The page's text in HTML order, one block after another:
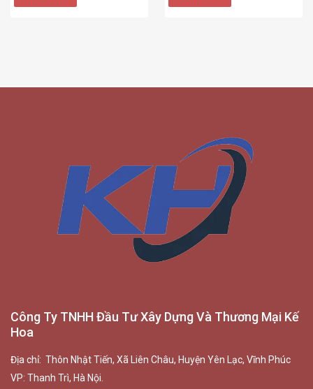
Công Ty TNHH Đầu Tư Xây Dựng Và Thương Mại Kế
Hoa
Địa chỉ: Thôn Nhật Tiến, Xã Liên Châu, Huyện Yên Lạc, Vĩnh Phúc
VP: Thanh Trì, Hà Nội.